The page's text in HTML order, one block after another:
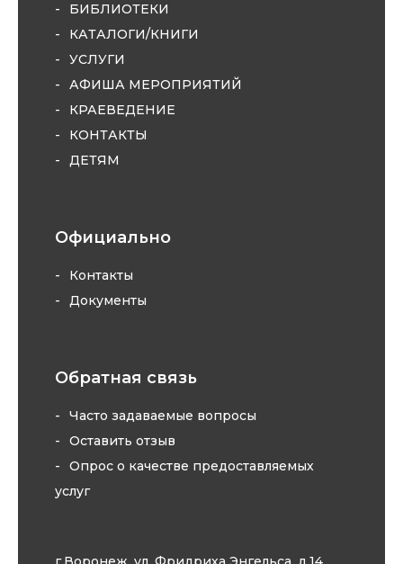
БИБЛИОТЕКИ
КАТАЛОГИ/КНИГИ
УСЛУГИ
АФИША МЕРОПРИЯТИЙ
КРАЕВЕДЕНИЕ
КОНТАКТЫ
ДЕТЯМ
Официально
Контакты
Документы
Обратная связь
Часто задаваемые вопросы
Оставить отзыв
Опрос о качестве предоставляемых
услуг